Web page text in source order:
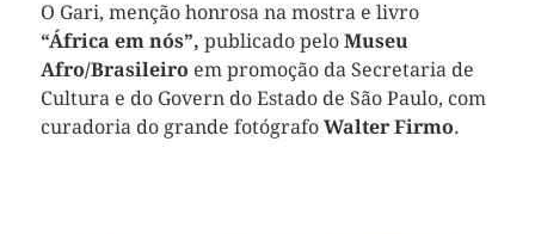
O Gari, menção honrosa na mostra e livro
“África em nós”, publicado pelo Museu
Afro/Brasileiro em promoção da Secretaria de
Cultura e do Govern do Estado de São Paulo, com
curadoria do grande fotógrafo Walter Firmo.